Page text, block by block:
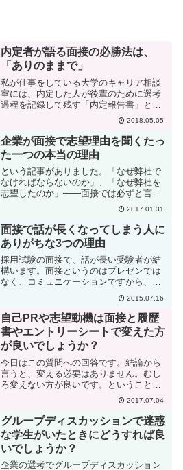
内定者が語る面接の必勝法は、
「ありのままで」
私が仕事をしている大学のキャリア相談
室には、内定した人が後輩のために選考
過程を記録して残す「内定報告書」とい
うものがファイルされています。また、
年に何回か、内定した4年生の中から何人
かに依頼して、これから就活する3年生に
就活の体験談を語って...
2018.05.05
企業が面接で志望理由を聞くたっ
た一つの本当の理由
という記事がありました。「なぜ弊社で
なければならないのか」、「なぜ弊社を
志望したのか」――面接では必ずと言っ
ていいほど頻繁に聞かれる質問だ。に対
して、「特に気にしても居ない会社のた
めにいちいち口説き文句考えるのほんと
だるいんだよ」「志望理由...
2017.01.31
面接で話が長くなってしまう人に
ありがちな3つの理由
採用試験の面接で、話が長い受験者が結
構います。面接というのはプレゼンでは
なく、コミュニケーションですから、あ
まり話が長いと面接官をイライラさせて
しまって、マイナス評価になってしまい
ます。「相手の話を聞かずに自分のこと
ばかり話す人」、「会話の...
2015.07.16
自己PRや志望動機は面接と履歴
書やエントリーシートで変えた方
が良いでしょうか？
今日はこの質問への回答です。結論から
言うと、変える必要はありません。むし
ろ変えない方が良いです。ということに
なります。まず、あなたは何故変えた方
が良いと思うのでしょうか？履歴書やエ
ントリーシートは面接の前に読まれてい
るので、同じことを言うと...
2017.07.04
グループディスカッションで迷惑
な学生がいたときにどうすれば良
いでしょうか？
企業の選考でグループディスカッション